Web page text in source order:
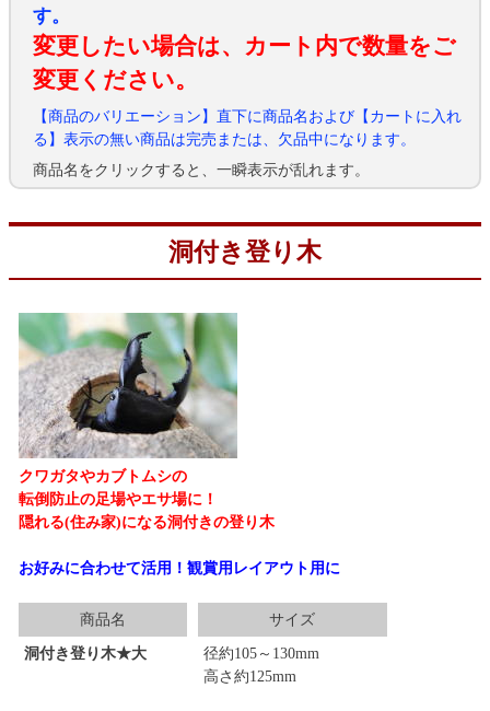
す。
変更したい場合は、カート内で数量をご
変更ください。
【商品のバリエーション】直下に商品名および【カートに入れ
る】表示の無い商品は完売または、欠品中になります。
商品名をクリックすると、一瞬表示が乱れます。
洞付き登り木
クワガタやカブトムシの
転倒防止の足場やエサ場に！
隠れる(住み家)になる洞付きの登り木
お好みに合わせて活用！観賞用レイアウト用に
商品名 サイズ
洞付き登り木★大
径約105～130mm
高さ約125mm